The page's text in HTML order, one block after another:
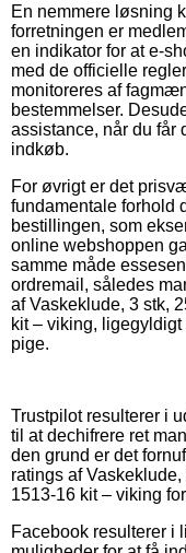
En nemmere løsning
forretningen er
en indikator for at e-
med de officielle
monitoreres af
bestemmelser.
assistance, når du får
indkøb.
For øvrigt er det
fundamentale forhold
bestillingen, som
online webshoppen
samme måde
ordremail, således
af Vaskeklude, 3 stk,
kit – viking,
pige.
Trustpilot resulterer i
til at dechifrere ret
den grund er det
ratings af
1513-16 kit – viking
Facebook resulterer